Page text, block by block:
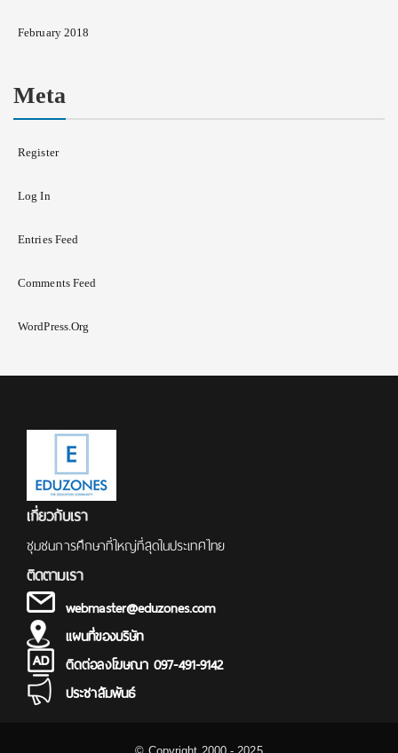
February 2018
Meta
Register
Log In
Entries Feed
Comments Feed
WordPress.org
เกี่ยวกับเรา
ชุมชนการศึกษาที่ใหญ่ที่สุดในประเทศไทย
ติดตามเรา
webmaster@eduzones.com
แผนที่ของบริษัท
ติดต่อลงโฆษณา 097-491-9142
ประชาสัมพันธ์